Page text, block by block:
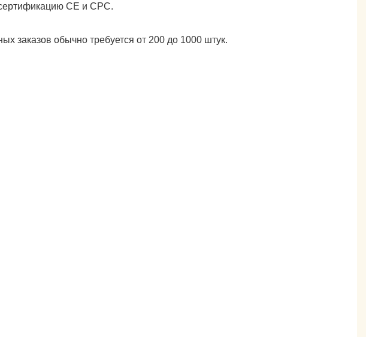
CE и CPC.
заказов обычно требуется от 200 до 1000 штук.